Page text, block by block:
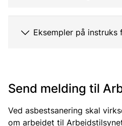
Eksempler på instruks
Send melding til
Ved asbestsanering skal
om arbeidet til